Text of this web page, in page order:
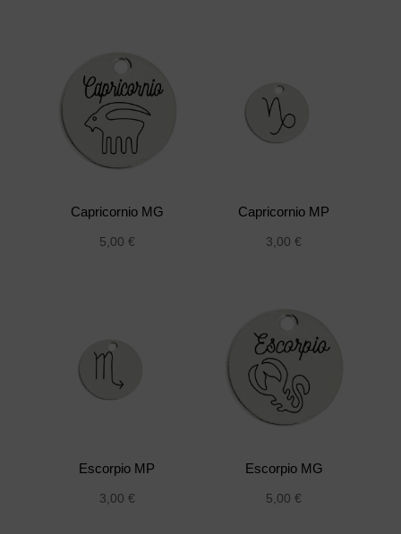
Capricornio MG
5,00 €
Capricornio MP
3,00€
Escorpio MP
3,00 €
Escorpio MG
5,00€